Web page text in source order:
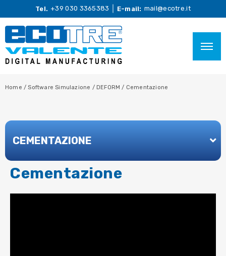
Tel. +39 030 3365383 E-mail: mail@ecotre.it
Home /Software Simulazione / DEFORM / Cementazione
CEMENTAZIONE
Cementazione